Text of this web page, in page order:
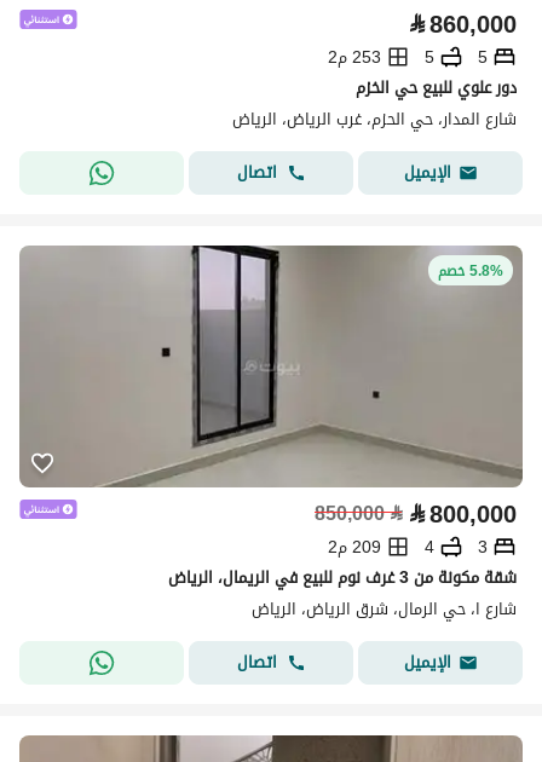
⃁860,000
5
5
253 م2
دور علوي للبيع حي الخزم
شارع المدار، حي الحزم، غرب الرياض، الرياض
الإيميل
اتصال
5.8% خصم
⃁800,000
⃁
850,000
3
4
209 م2
شقة مكونة من 3 غرف نوم للبيع في الريمال، الرياض
شارع ا، حي الرمال، شرق الرياض، الرياض
الإيميل
اتصال